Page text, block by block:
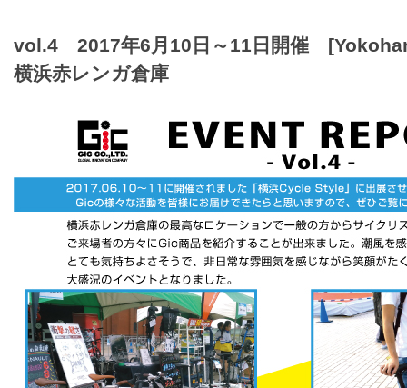
vol.4 2017年6月10日～11日開催
横浜赤レンガ倉庫